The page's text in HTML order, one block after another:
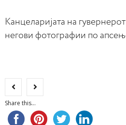
Канцеларијата на гувернерот
негови фотографии по
Share this...